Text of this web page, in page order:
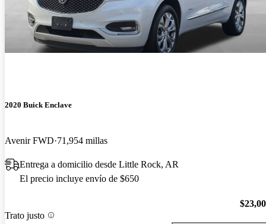
2020 Buick Enclave
Avenir FWD 71,954 millas
Entrega a domicilio desde Little Rock, AR
El precio incluye envío de $650
Trato justo